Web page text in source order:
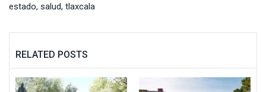
estado, salud, tlaxcala
RELATED POSTS